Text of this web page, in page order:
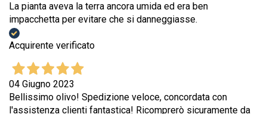
La pianta aveva la terra ancora umida ed era ben
impacchetta per evitare che si danneggiasse.
Acquirente verificato
04 Giugno 2023
Bellissimo olivo! Spedizione veloce, concordata con
l'assistenza clienti fantastica! Ricomprerò sicuramente da